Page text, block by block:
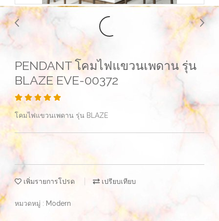
PENDANT โคมไฟแขวนเพดาน รุ่น
BLAZE EVE-00372
โคมไฟแขวนเพดาน รุ่น BLAZE
เพิ่มรายการโปรด เปรียบเทียบ
หมวดหมู่ : Modern